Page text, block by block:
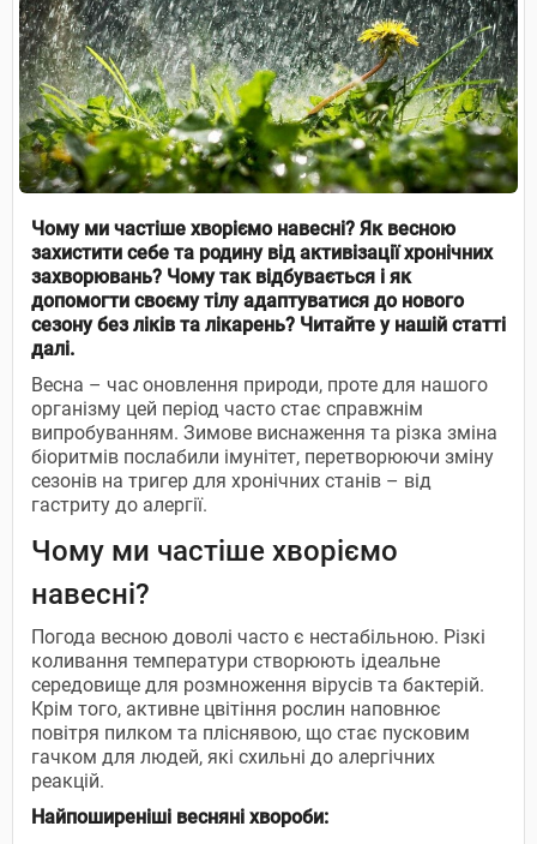
Чому ми частіше хворіємо навесні? Як весною
захистити себе та родину від активізації хронічних
захворювань? Чому так відбувається і як
допомогти своєму тілу адаптуватися до нового
сезону без ліків та лікарень? Читайте у нашій статті
далі.
Весна – час оновлення природи, проте для нашого
організму цей період часто стає справжнім
випробуванням. Зимове виснаження та різка зміна
біоритмів послабили імунітет, перетворюючи зміну
сезонів на тригер для хронічних станів – від
гастриту до алергії.
Чому ми частіше хворіємо
навесні?
Погода весною доволі часто є нестабільною. Різкі
коливання температури створюють ідеальне
середовище для розмноження вірусів та бактерій.
Крім того, активне цвітіння рослин наповнює
повітря пилком та пліснявою, що стає пусковим
гачком для людей, які схильні до алергічних
реакцій.
Найпоширеніші весняні хвороби: